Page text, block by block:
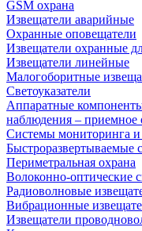
GSM охрана
Извещатели аварийные
Охранные оповещатели
Извещатели охранные
Извещатели линейные
Малогоборитные
Светоуказатели
Аппаратные
наблюдения – приемное
Системы мониторинга и
Быстроразвертываемые
Периметральная охрана
Волоконно-оптические
Радиоволновые
Вибрационные
Извещатели